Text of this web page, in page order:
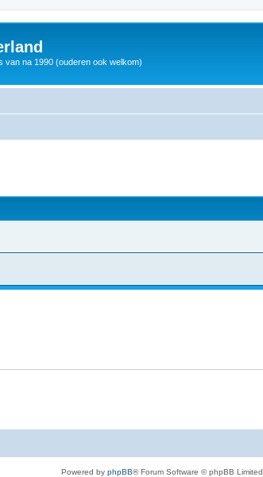
na 1990 (ouderen ook welkom)
Powered by phpBB® Forum Software © phpBB Limited